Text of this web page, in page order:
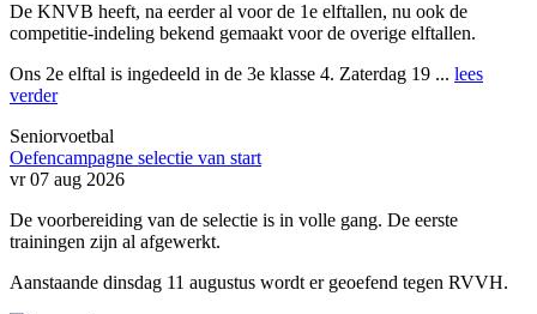
De KNVB heeft, na eerder al voor de 1e elftallen, nu ook de
competitie-indeling bekend gemaakt voor de overige elftallen.
Ons 2e elftal is ingedeeld in de 3e klasse 4. Zaterdag 19 ... lees
verder
Seniorvoetbal
Oefencampagne selectie van start
vr 07 aug 2026
De voorbereiding van de selectie is in volle gang. De eerste
trainingen zijn al afgewerkt.
Aanstaande dinsdag 11 augustus wordt er geoefend tegen RVVH.